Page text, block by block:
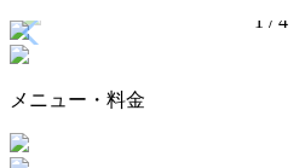
1 / 4
メニュー・料金